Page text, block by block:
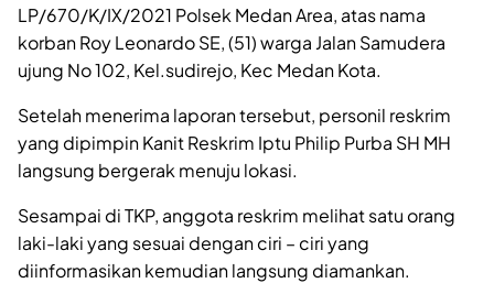
LP/670/K/IX/2021 Polsek Medan Area, atas nama
korban Roy Leonardo SE, (51) warga Jalan Samudera
ujung No 102, Kel.sudirejo, Kec Medan Kota.
Setelah menerima laporan tersebut, personil reskrim
yang dipimpin Kanit Reskrim Iptu Philip Purba SH MH
langsung bergerak menuju lokasi.
Sesampai di TKP, anggota reskrim melihat satu orang
laki-laki yang sesuai dengan ciri – ciri yang
diinformasikan kemudian langsung diamankan.